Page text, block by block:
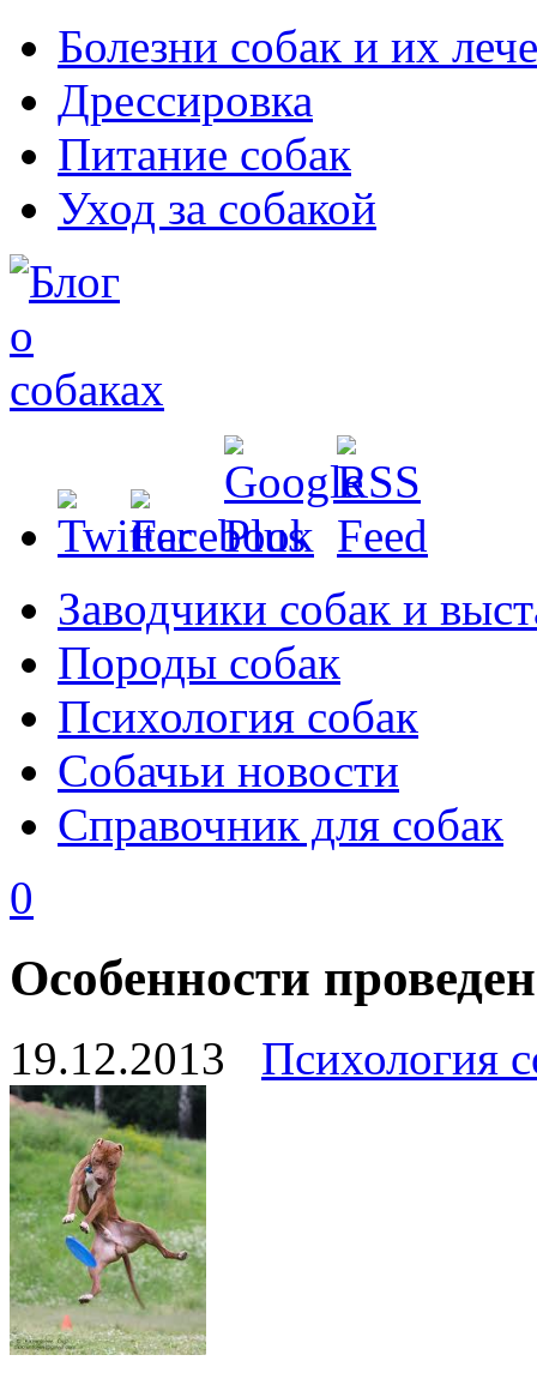
Болезни собак и их
Дрессировка
Питание собак
Уход за собакой
Заводчики собак и
Породы собак
Психология собак
Собачьи новости
Справочник для собак
0
Особенности
19.12.2013 Психология